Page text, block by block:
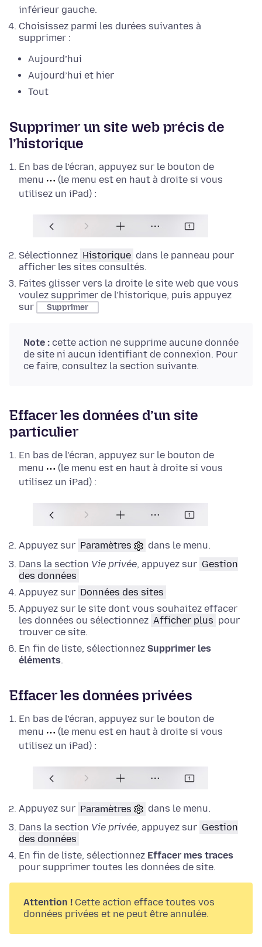
inférieur gauche.
Choisissez parmi les durées suivantes à
supprimer :
Aujourd’hui
Aujourd’hui et hier
Tout
Supprimer un site web précis de
l’historique
En bas de l’écran, appuyez sur le bouton de
menu
(le menu est en haut à droite si vous
utilisez un iPad) :
Sélectionnez Historique dans le panneau pour
afficher les sites consultés.
Faites glisser vers la droite le site web que vous
voulez supprimer de l’historique, puis appuyez
sur
Supprimer
Note : cette action ne supprime aucune donnée
de site ni aucun identifiant de connexion. Pour
ce faire, consultez la section suivante.
Effacer les données d’un site
particulier
En bas de l’écran, appuyez sur le bouton de
menu
(le menu est en haut à droite si vous
utilisez un iPad) :
Appuyez sur Paramètres
dans le menu.
Dans la section Vie privée, appuyez sur Gestion
des données
Appuyez sur Données des sites
Appuyez sur le site dont vous souhaitez effacer
les données ou sélectionnez Afficher plus pour
trouver ce site.
En fin de liste, sélectionnez Supprimer les
éléments.
Effacer les données privées
En bas de l’écran, appuyez sur le bouton de
menu
(le menu est en haut à droite si vous
utilisez un iPad) :
Appuyez sur Paramètres
dans le menu.
Dans la section Vie privée, appuyez sur Gestion
des données
En fin de liste, sélectionnez Effacer mes traces
pour supprimer toutes les données de site.
Attention ! Cette action efface toutes vos
données privées et ne peut être annulée.